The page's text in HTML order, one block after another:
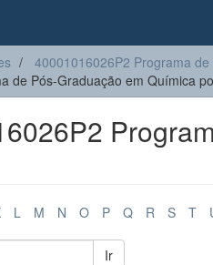
40001016026P2 Programa
de Pós-Graduação em Química
L M N O P Q R S T
Ir